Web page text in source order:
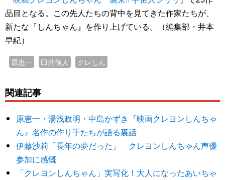
品目となる。この先人たちの背中を見てきた作家たちが、
新たな『しんちゃん』を作り上げている。（編集部・井本
早紀）
原恵一 臼井儀人 クレしん
関連記事
原恵一・湯浅政明・中島かずき『映画クレヨンしんちゃ
ん』名作の作り手たちが語る裏話
伊藤沙莉「長年の夢だった」 クレヨンしんちゃん声優
参加に感慨
「クレヨンしんちゃん」実写化！大人になったあいちゃ